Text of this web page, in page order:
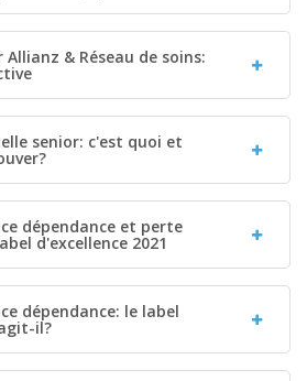
& Réseau de soins:
senior: c'est quoi et
dépendance et perte
d'excellence 2021
dépendance: le label
il?